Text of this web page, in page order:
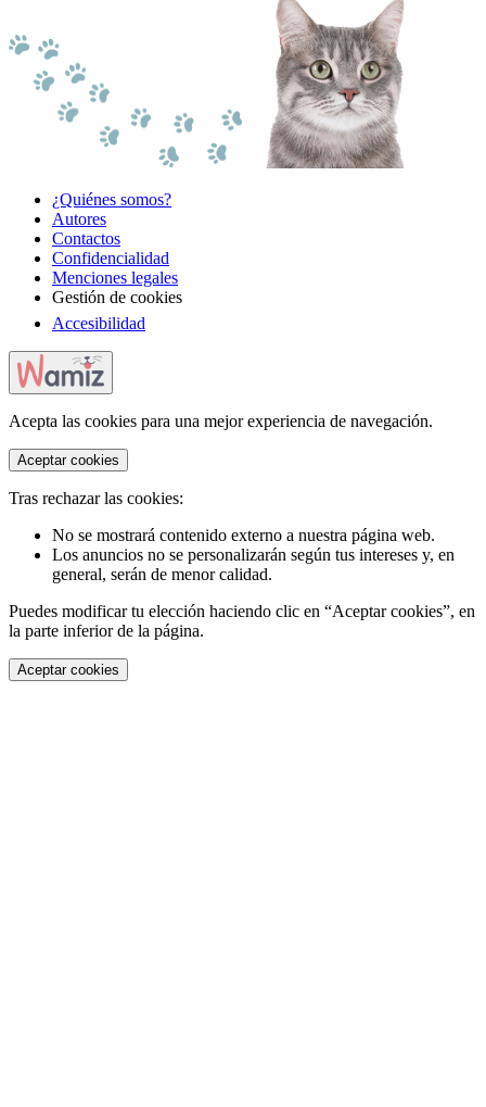
¿Quiénes somos?
Autores
Contactos
Confidencialidad
Menciones legales
Gestión de cookies
Accesibilidad
Acepta las cookies para una mejor experiencia de navegación.
Aceptar cookies
Tras rechazar las cookies:
No se mostrará contenido externo a nuestra página web.
Los anuncios no se personalizarán según tus intereses y, en
general, serán de menor calidad.
Puedes modificar tu elección haciendo clic en “Aceptar cookies”, en
la parte inferior de la página.
Aceptar cookies